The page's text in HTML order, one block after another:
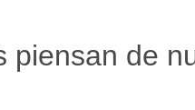
piensan de